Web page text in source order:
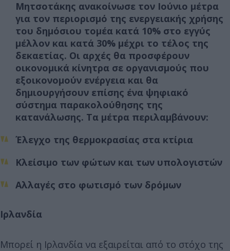
Μητσοτάκης ανακοίνωσε τον Ιούνιο μέτρα
για τον περιορισμό της ενεργειακής χρήσης
του δημόσιου τομέα κατά 10% στο εγγύς
μέλλον και κατά 30% μέχρι το τέλος της
δεκαετίας. Οι αρχές θα προσφέρουν
οικονομικά κίνητρα σε οργανισμούς που
εξοικονομούν ενέργεια και θα
δημιουργήσουν επίσης ένα ψηφιακό
σύστημα παρακολούθησης της
κατανάλωσης. Τα μέτρα περιλαμβάνουν:
Έλεγχο της θερμοκρασίας στα κτίρια
Κλείσιμο των φώτων και των υπολογιστών
Αλλαγές στο φωτισμό των δρόμων
Ιρλανδία
Μπορεί η Ιρλανδία να εξαιρείται από το στόχο της